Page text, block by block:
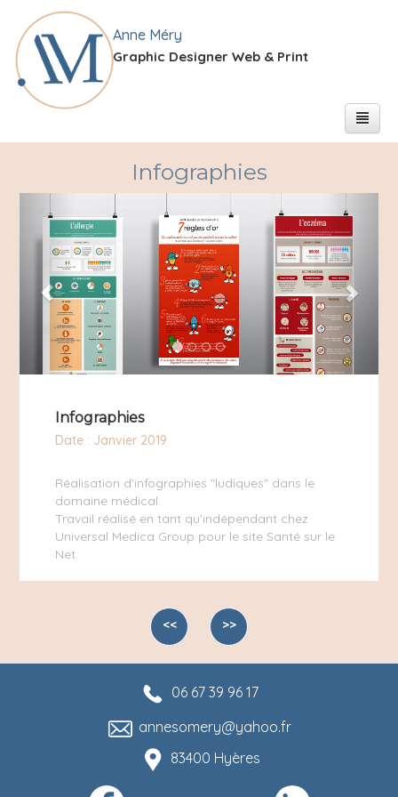
Anne Méry
Graphic Designer Web & Print
Infographies
Infographies
Date : Janvier 2019
Réalisation d'infographies "ludiques" dans le
domaine médical.
Travail réalisé en tant qu'indépendant chez
Universal Medica Group pour le siteSanté sur le
Net.
<< >>
06 67 39 96 17
annesomery@yahoo.fr
83400 Hyères